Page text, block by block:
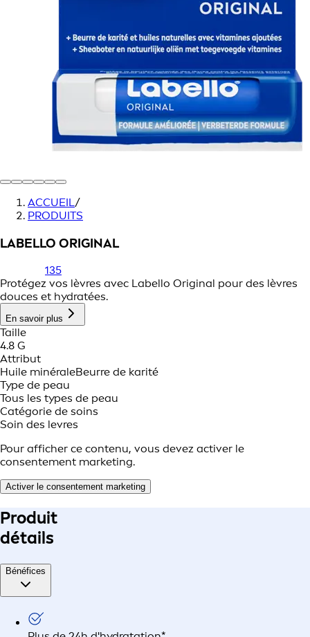
ACCUEIL/
PRODUITS
LABELLO ORIGINAL
135
Protégez vos lèvres avec Labello Original pour des lèvres
douces et hydratées.
En savoir plus
Taille
4.8 G
Attribut
Huile minéraleBeurre de karité
Type de peau
Tous les types de peau
Catégorie de soins
Soin des levres
Pour afficher ce contenu, vous devez activer le
consentement marketing.
Activer le consentement marketing
Produit
détails
Bénéfices